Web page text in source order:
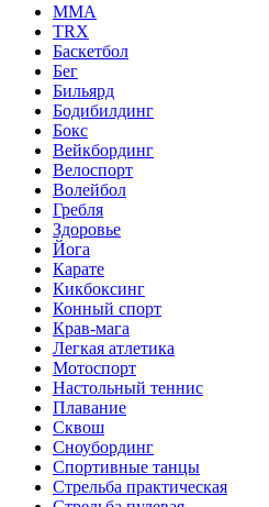
MMA
TRX
Баскетбол
Бег
Бильярд
Бодибилдинг
Бокс
Вейкбординг
Велоспорт
Волейбол
Гребля
Здоровье
Йога
Карате
Кикбоксинг
Конный спорт
Крав-мага
Легкая атлетика
Мотоспорт
Настольный теннис
Плавание
Сквош
Сноубординг
Спортивные танцы
Стрельба практическая